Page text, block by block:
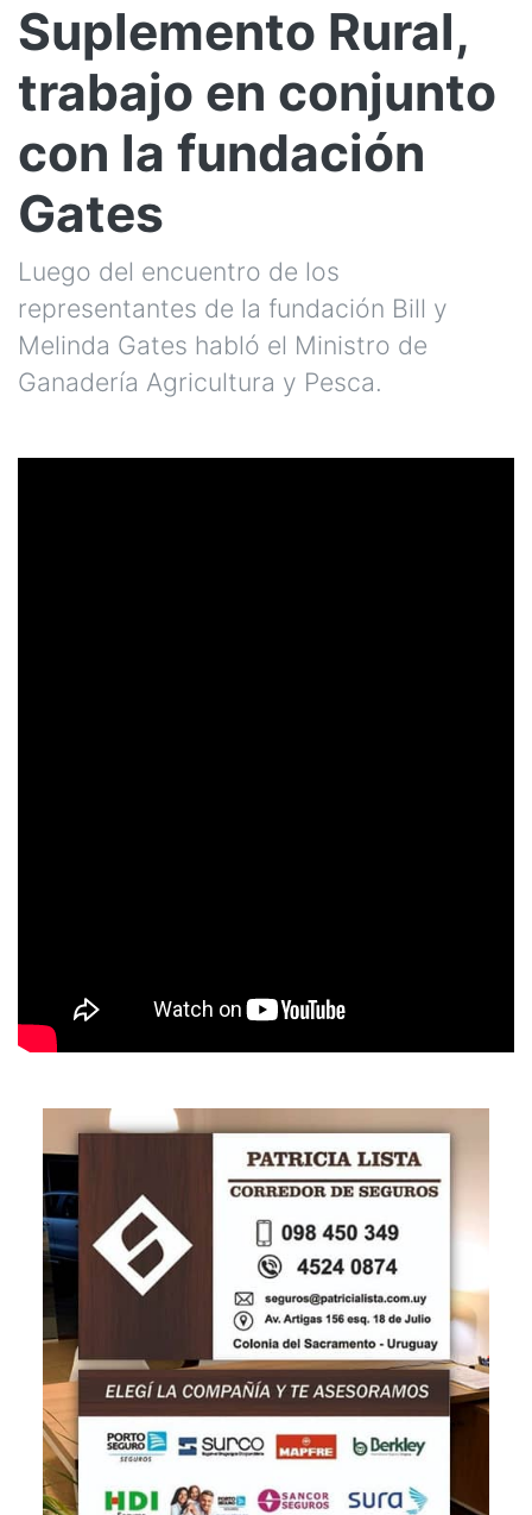
Suplemento Rural,
trabajo en conjunto
con la fundación
Gates
Luego del encuentro de los
representantes de la fundación Bill y
Melinda Gates habló el Ministro de
Ganadería Agricultura y Pesca.